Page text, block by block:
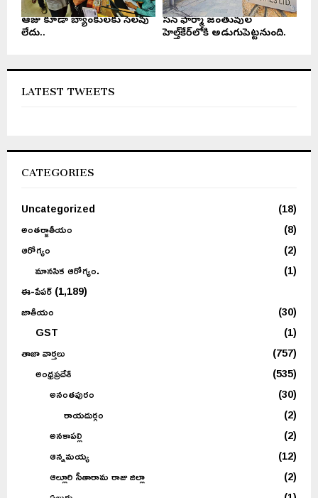
ఆరోజు కూడా బ్యాంకులకు సెలవు
లేదు..
సన్ ఫార్మా జంతువుల
హెల్త్‌కేర్‌లోకి అడుగుపెట్టనుంది.
LATEST TWEETS
CATEGORIES
Uncategorized
(18)
అంతర్జాతీయం
(8)
ఆరోగ్యం
(2)
మానసిక ఆరోగ్యం.
(1)
ఈ-పేపర్(1,189)
జాతీయం
(30)
GST
(1)
తాజా వార్తలు
(757)
అంధ్రప్రదేశ్
(535)
అనంతపురం
(30)
రాయదుర్గం
(2)
అనకాపల్లి
(2)
ఆన్నమయ్య
(12)
ఆల్లూరి సీతారామ రాజు జిల్లా
(2)